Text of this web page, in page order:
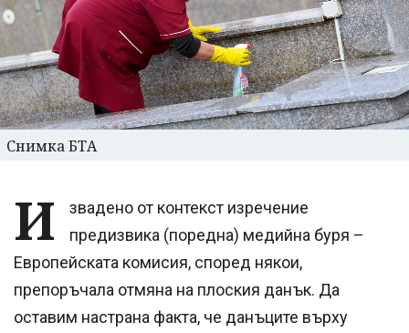
Снимка БТА
И
звадено от контекст изречение
предизвика (поредна) медийна буря –
Европейската комисия, според някои,
препоръчала отмяна на плоския данък. Да
оставим настрана факта, че данъците върху